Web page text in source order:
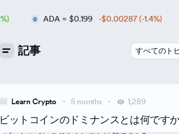
ADA = $0.199 -$0.00287 (-1.4%)
記事 すべてのト
Learn Crypto 5 months 1,289
ビットコインのドミナンスとは何です